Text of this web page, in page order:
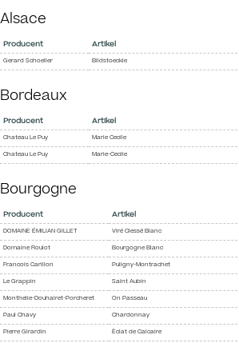
Alsace
Producent Artikel
Gerard Schoeller Bildstoeckle
Bordeaux
Producent Artikel
Chateau Le Puy Marie Cecile
Chateau Le Puy Marie-Cecile
Bourgogne
Producent Artikel
DOMAINE ÉMILIAN GILLET Viré Clessé Blanc
Domaine Roulot Bourgogne Blanc
Francois Carillon Puligny-Montrachet
Le Grappin Saint Aubin
Monthelie-Douhairet-Porcheret On Passeau
Paul Chavy Chardonnay
Pierre Girardin Èclat de Calcaire